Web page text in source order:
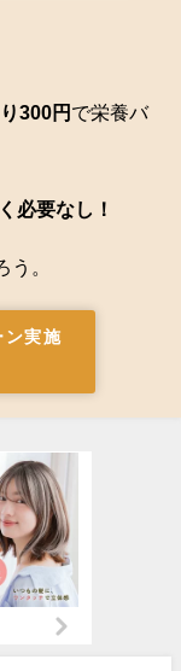
300円 で栄養バ
必要なし！
。
ン実施